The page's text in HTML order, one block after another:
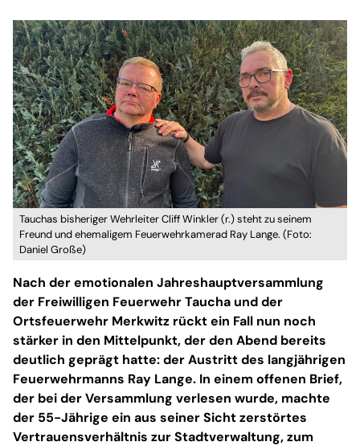
Tauchas bisheriger Wehrleiter Cliff Winkler (r.) steht zu seinem
Freund und ehemaligem Feuerwehrkamerad Ray Lange. (Foto:
Daniel Große)
Nach der emotionalen Jahreshauptversammlung
der Freiwilligen Feuerwehr Taucha und der
Ortsfeuerwehr Merkwitz rückt ein Fall nun noch
stärker in den Mittelpunkt, der den Abend bereits
deutlich geprägt hatte: der Austritt des langjährigen
Feuerwehrmanns Ray Lange. In einem offenen Brief,
der bei der Versammlung verlesen wurde, machte
der 55-Jährige ein aus seiner Sicht zerstörtes
Vertrauensverhältnis zur Stadtverwaltung, zum